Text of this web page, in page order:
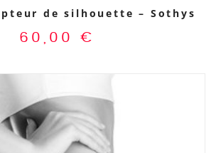
de silhouette – Sothys
60,00 €